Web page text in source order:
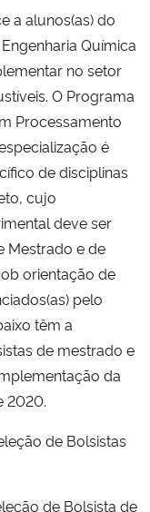
a alunos(as) do
Química
no setor
O Programa
Processamento
é
de disciplinas
cujo
deve ser
Mestrado e de
orientação de
pelo
têm a
de mestrado e
da
2020.
de Bolsistas
de Bolsista de